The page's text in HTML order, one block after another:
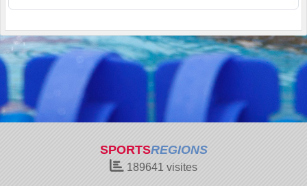
SPORTSREGIONS
189641 visites